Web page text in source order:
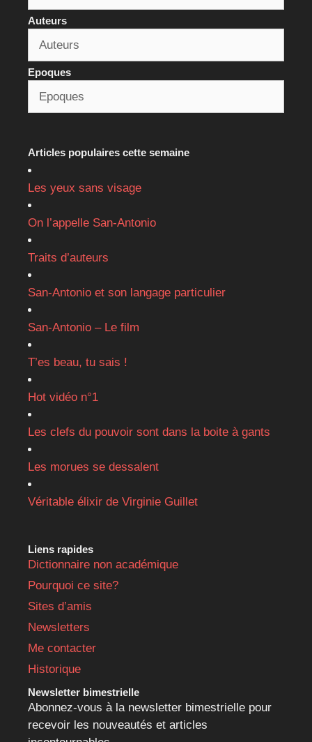
Auteurs
Epoques
Articles populaires cette semaine
Les yeux sans visage
On l’appelle San-Antonio
Traits d’auteurs
San-Antonio et son langage particulier
San-Antonio – Le film
T’es beau, tu sais !
Hot vidéo n°1
Les clefs du pouvoir sont dans la boite à gants
Les morues se dessalent
Véritable élixir de Virginie Guillet
Liens rapides
Dictionnaire non académique
Pourquoi ce site?
Sites d’amis
Newsletters
Me contacter
Historique
Newsletter bimestrielle
Abonnez-vous à la newsletter bimestrielle pour
recevoir les nouveautés et articles